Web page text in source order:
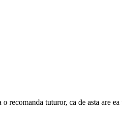
recomanda tuturor, ca de asta are